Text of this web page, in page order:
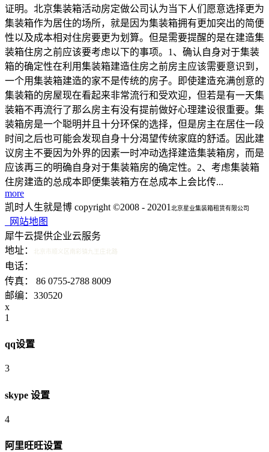
证明。北京集装箱活动房定做公司认为当下人们愿意选择更为
集装箱作为居住的场所，就是因为集装箱拥有更加突出的简便
性以及成本相对住房要更为划算。但是需要提醒的是在建造集
装箱住房之前应该要考虑以下的事项。1、确认自身对于集装
箱的确定性在利用集装箱建造住房之前房主应该需要意识到，
一个用集装箱建造的家不是传统的房子。即使建造充满创意的
集装箱的房屋现在看起来非常流行和受欢迎，但若是有一天集
装箱不再流行了那么房主有没有提前做好心理建设很重要。集
装箱房是一个聪明并且十分环保的选择，但是房主在居住一段
时间之后也可能会发现自身十分渴望传统家庭的舒适。因此建
议房主不要因为外界的因素一时冲动选择建造集装箱房，而是
应该再三的明确自身对于集装箱房的确定性。2、考虑集装箱
住房建造的总成本即便集装箱方在总成本上会比传...
more
凯时人生就是博 copyright ©2008 - 20201 北京星业集装箱租赁有限公司
网站地图
犀牛云提供企业云服务
地址：
北京市顺义区南彩镇九王庄北路
电话：
传真： 86 0755-2788 8009
邮编：330520
x
1
qq设置
3
skype 设置
4
阿里旺旺设置